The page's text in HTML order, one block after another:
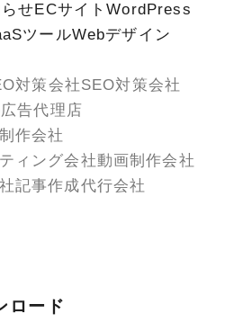
せ ECサイトWordPress
ツールWebデザイン
対策会社SEO対策会社
告代理店
作会社
ィング会社動画制作会社
記事作成代行会社
ロード